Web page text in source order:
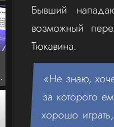
Бывший
возможный
Тюкавина.
«Не знаю,
за которого
хорошо